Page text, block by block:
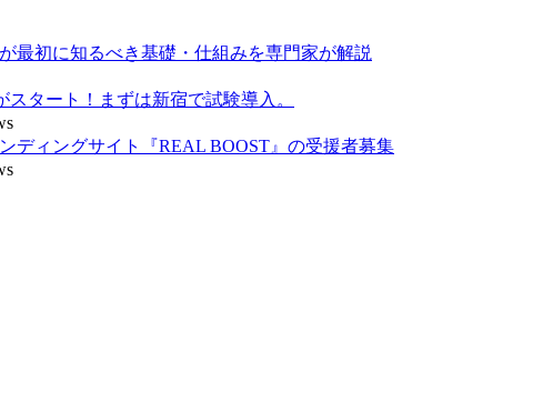
最初に知るべき基礎・仕組みを専門家が解説
タート！まずは新宿で試験導入。
ディングサイト『REAL BOOST』の受援者募集